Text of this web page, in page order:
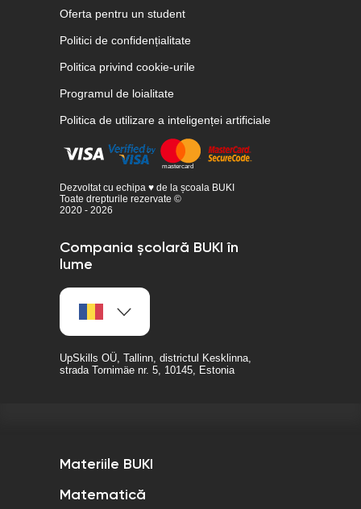
Oferta pentru un student
Politici de confidențialitate
Politica privind cookie-urile
Programul de loialitate
Politica de utilizare a inteligenței artificiale
Dezvoltat cu echipa ♥ de la școala BUKI
Toate drepturile rezervate ©
2020 - 2026
Compania școlară BUKI în
lume
UpSkills OÜ, Tallinn, districtul Kesklinna,
strada Tornimäe nr. 5, 10145, Estonia
Materiile BUKI
Matematică